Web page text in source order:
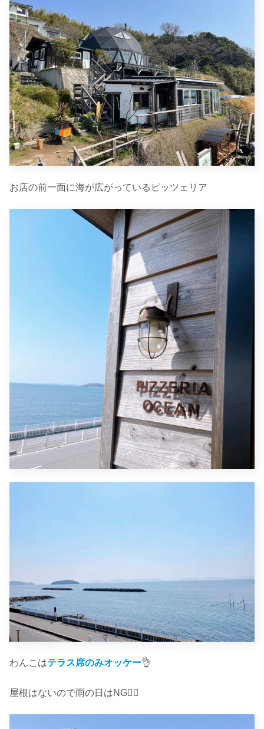
お店の前一面に海が広がっているピッツェリア
わんこはテラス席のみオッケー👌
屋根はないので雨の日はNG🙅‍♀️